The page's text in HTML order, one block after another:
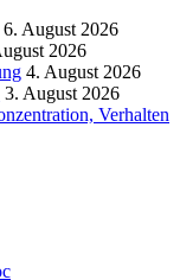
6. August 2026
2026
4. August 2026
3. August 2026
Verhalten